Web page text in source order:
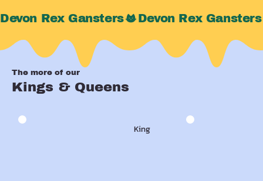
Devon Rex Gansters
The more of our
Kings & Queens
King